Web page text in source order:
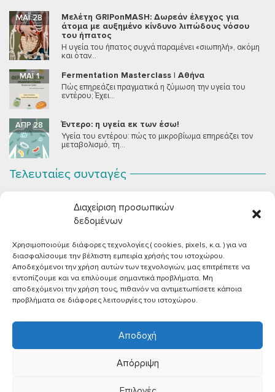
Διαχείριση προσωπικών
δεδομένων
Χρησιμοποιούμε διάφορες τεχνολογίες ( cookies, pixels, κ.α. ) για να
διασφαλίσουμε την βέλτιστη εμπειρία χρήσής του ιστοχώρου.
Αποδεχόμενοι την χρήση αυτών των τεχνολογιών, μας επιτρέπετε να
εντοπίζουμε και να επιλύουμε σημαντικά προβλήματα. Μη
αποδεχόμενοι την χρήση τους, πιθανόν να αντιμετωπίσετε κάποια
προβλήματα σε διάφορες λειτουργίες του ιστοχώρου.
Αποδοχή
Απόρριψη
Μελέτη GRIPonMASH: Δωρεάν έλεγχος για
άτομα με αυξημένο κίνδυνο λιπώδους νόσου
του ήπατος
ΜΆΙ 28
Η υγεία του ήπατος συχνά παραμένει «σιωπηλή», ακόμη
και όταν...
Fermentation Masterclass | Αθήνα
ΜΆΙ 1
Πώς επηρεάζει πραγματικά η ζύμωση την υγεία του
εντέρου; Έχει...
Έντερο: η υγεία εκ των έσω!
ΑΠΡ 28
Υγεία του εντέρου: πώς το μικροβίωμα επηρεάζει τον
μεταβολισμό, τη...
Τελευταίες συνταγές
Μια μους σοκολάτας για όλους εμάς που θέλουμε να
συστήσουμε...
Vegan Χωριάτικη Σαλάτα με Φέτα από Τόφου
ΙΟΎΝ 26
Καλοκαίρι, ζεστάρα και “χωριάτικη” σαλάτα! Έχοντας
μεγαλώσει με αυτό το...
Πικάντικες πέννες με ντομάτα
ΙΟΎΝ 18